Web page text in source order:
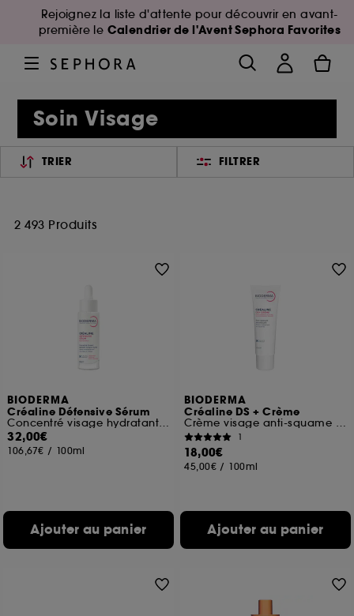
Rejoignez la liste d'attente pour découvrir en avant-
première le Calendrier de l'Avent Sephora Favorites
Soin Visage
TRIER FILTRER
2 493 Produits
BIODERMA
Créaline Défensive Sérum
Concentré visage hydratant et apaisant
32,00€
106,67€ / 100ml
Ajouter au panier
BIODERMA
Créaline DS + Crème
Crème visage anti-squame apaisante
1
18,00€
45,00€ / 100ml
Ajouter au panier